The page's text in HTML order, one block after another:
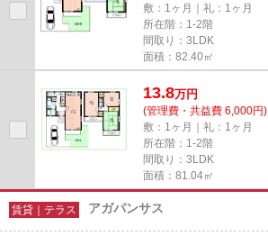
敷：1ヶ月｜礼：1ヶ月
所在階：1-2階
間取り：3LDK
面積：82.40㎡
13.8万円
(管理費・共益費 6,000円)
敷：1ヶ月｜礼：1ヶ月
所在階：1-2階
間取り：3LDK
面積：81.04㎡
賃貸｜テラス アガパンサス